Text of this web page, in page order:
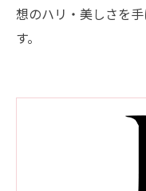
想のハリ・美しさを
す。